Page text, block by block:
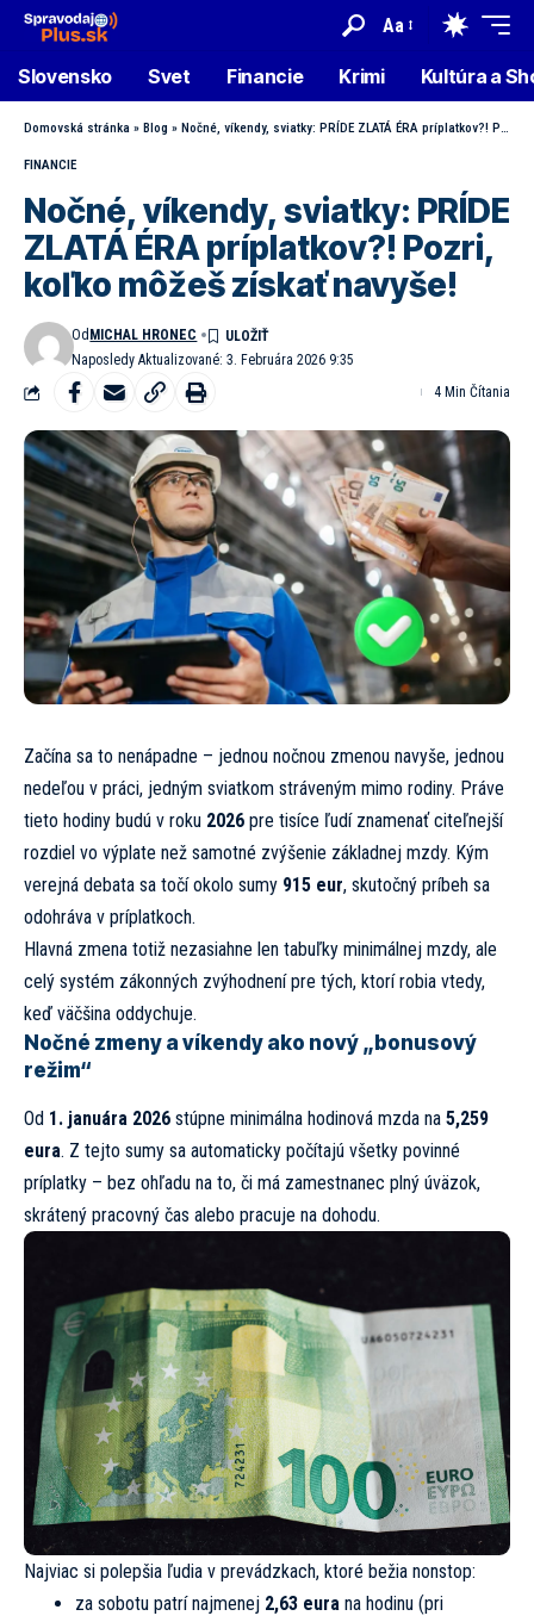
Aa
Slovensko Svet Financie Krimi Kultúra a
Domovská stránka » Blog » Nočné, víkendy, sviatky: PRÍDE ZLATÁ ÉRA príplatkov?! Pozri, koľko môžeš získať navyše!
FINANCIE
Nočné, víkendy, sviatky: PRÍDE
ZLATÁ ÉRA príplatkov?! Pozri,
koľko môžeš získať navyše!
Naposledy Aktualizované: 3. Februára 2026 9:35
Od MICHAL HRONEC
4 Min Čítania
Začína sa to nenápadne – jednou nočnou zmenou navyše, jednou
nedeľou v práci, jedným sviatkom stráveným mimo rodiny. Práve
tieto hodiny budú v roku 2026 pre tisíce ľudí znamenať citeľnejší
rozdiel vo výplate než samotné zvýšenie základnej mzdy. Kým
verejná debata sa točí okolo sumy 915 eur, skutočný príbeh sa
odohráva v príplatkoch.
Hlavná zmena totiž nezasiahne len tabuľky minimálnej mzdy, ale
celý systém zákonných zvýhodnení pre tých, ktorí robia vtedy,
keď väčšina oddychuje.
Nočné zmeny a víkendy ako nový „bonusový
režim“
Od 1. januára 2026 stúpne minimálna hodinová mzda na 5,259
eura. Z tejto sumy sa automaticky počítajú všetky povinné
príplatky – bez ohľadu na to, či má zamestnanec plný úväzok,
skrátený pracovný čas alebo pracuje na dohodu.
Najviac si polepšia ľudia v prevádzkach, ktoré bežia nonstop:
za sobotu patrí najmenej 2,63 eura na hodinu (pri